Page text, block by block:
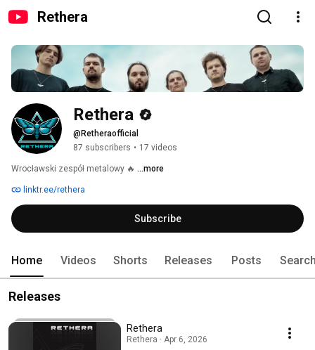
Rethera
Rethera
@Retheraofficial
87 subscribers • 17 videos
Wrocławski zespół metalowy 🔥 ...more
linktr.ee/rethera
Subscribe
Home Videos Shorts Releases Posts
Releases
Rethera
Rethera · Apr 6, 2026